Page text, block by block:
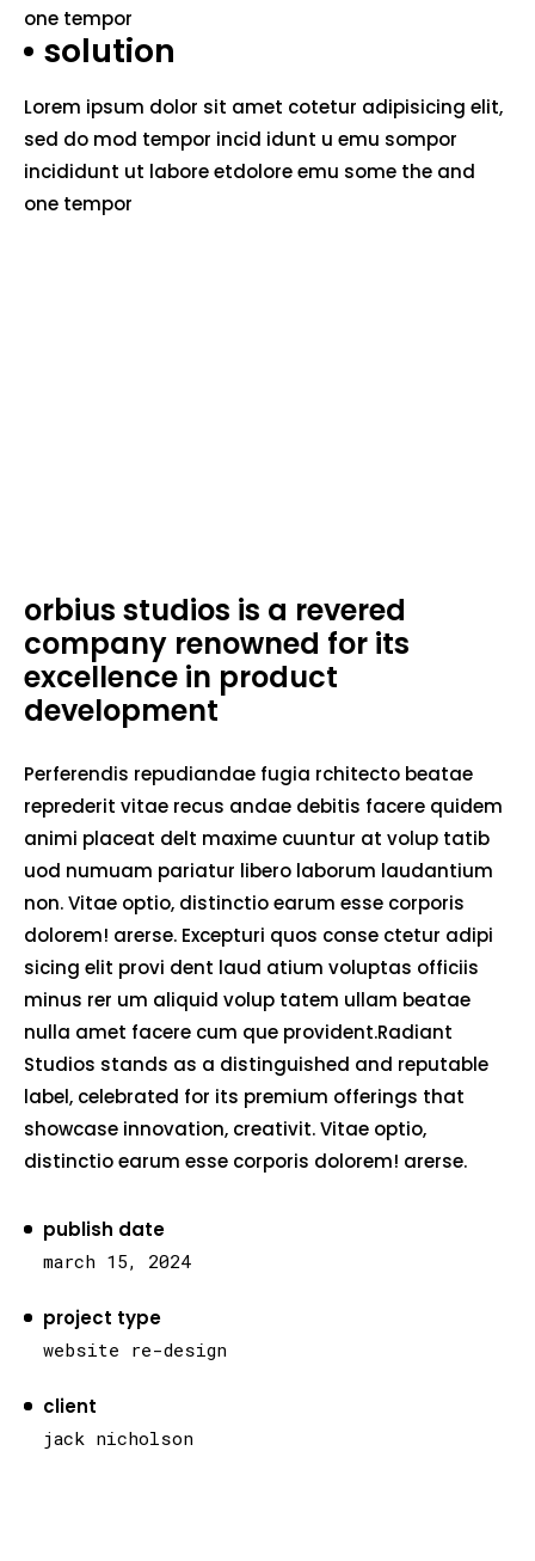
one tempor
solution
Lorem ipsum dolor sit amet cotetur adipisicing elit,
sed do mod tempor incid idunt u emu sompor
incididunt ut labore etdolore emu some the and
one tempor
publish date
march 15, 2024
project type
website re-design
client
jack nicholson
orbius studios is a revered
company renowned for its
excellence in product
development
Perferendis repudiandae fugia rchitecto beatae
reprederit vitae recus andae debitis facere quidem
animi placeat delt maxime cuuntur at volup tatib
uod numuam pariatur libero laborum laudantium
non. Vitae optio, distinctio earum esse corporis
dolorem! arerse. Excepturi quos conse ctetur adipi
sicing elit provi dent laud atium voluptas officiis
minus rer um aliquid volup tatem ullam beatae
nulla amet facere cum que provident.Radiant
Studios stands as a distinguished and reputable
label, celebrated for its premium offerings that
showcase innovation, creativit. Vitae optio,
distinctio earum esse corporis dolorem! arerse.